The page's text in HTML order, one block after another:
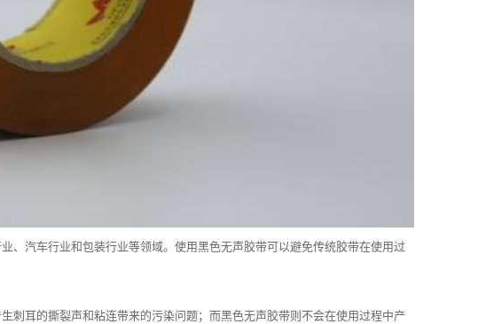
、汽车行业和包装行业等领域。使用黑色无声胶带可以避免传统胶带在使用过
刺耳的撕裂声和粘连带来的污染问题；而黑色无声胶带则不会在使用过程中产